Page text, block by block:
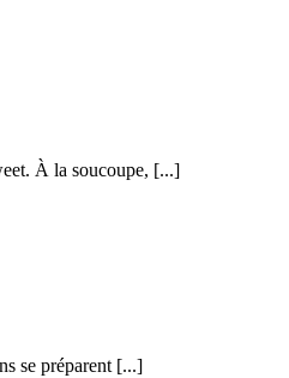
À la soucoupe, [...]
se préparent [...]